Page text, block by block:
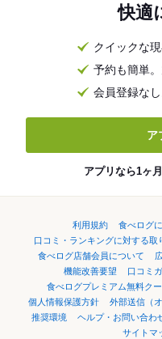
快適
クイックな
予約も簡単
会員登録な
ア
アプリなら1ヶ
利用規約 食べログ
口コミ・ランキングに対する取
食べログ店舗会員について
機能改善要望
口コミ
食べログプレミアム無料ク
個人情報保護方針
外部送信（
推奨環境
ヘルプ・お問い合わ
サイトマ